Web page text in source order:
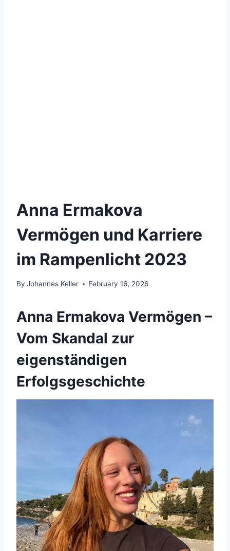
Anna Ermakova
Vermögen und Karriere
im Rampenlicht 2023
By Johannes Keller February 16, 2026
Anna Ermakova Vermögen –
Vom Skandal zur
eigenständigen
Erfolgsgeschichte